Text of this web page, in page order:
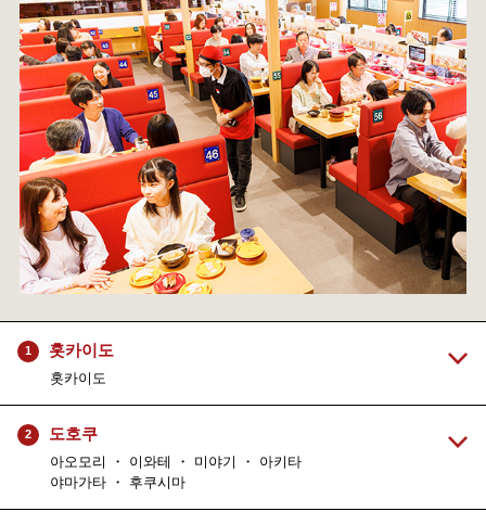
1 홋카이도
홋카이도
2 도호쿠
아오모리 ・ 이와테 ・ 미야기 ・ 아키타
야마가타 ・ 후쿠시마